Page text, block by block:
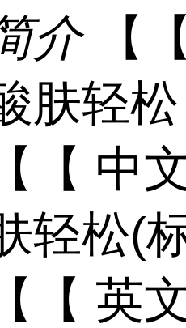
介
【
肤轻松
【【 中
轻松(
【【 英